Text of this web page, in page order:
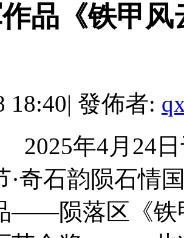
品《铁甲风
18:40| 發佈者:
年4月24日
·奇石韵陨石情
——陨落区《铁